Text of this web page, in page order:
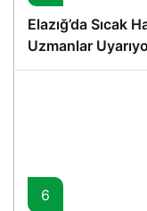
Elazığ’da Sıcak
Uzmanlar
6